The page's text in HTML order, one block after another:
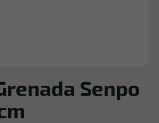
Senpo